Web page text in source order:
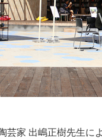
芸家 出嶋正樹先生に